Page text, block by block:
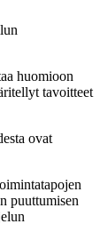
huomioon
tavoit­teet
ovat
puuttumisen